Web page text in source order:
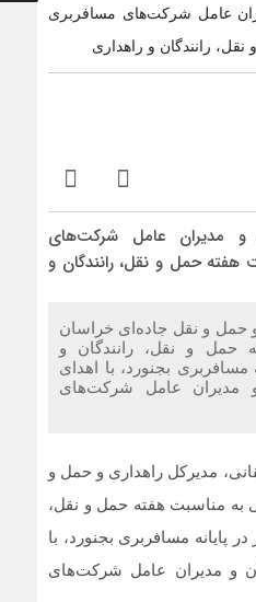
مدیران؛ آزمونی برای
در خراسان شمالی؛
و جوانی جمعیت
نیروی برق استان
ارزیابی کیفی یکپارچه(
شهرستان شیروان
عامل شرکت‌های مسافربری
رانندگان و راهداری
حمل و نقل جاده‌ای خراسان
حمل و نقل، رانندگان و
مسافربری بجنورد، با اهدای
مدیران عامل شرکت‌های
مدیرکل راهداری و حمل و
به مناسبت هفته حمل و نقل،
پایانه مسافربری بجنورد، با
و مدیران عامل شرکت‌های